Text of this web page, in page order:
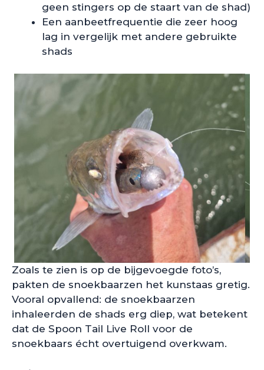
geen stingers op de staart van de shad)
Een aanbeetfrequentie die zeer hoog
lag in vergelijk met andere gebruikte
shads
Zoals te zien is op de bijgevoegde foto’s,
pakten de snoekbaarzen het kunstaas gretig.
Vooral opvallend: de snoekbaarzen
inhaleerden de shads erg diep, wat betekent
dat de Spoon Tail Live Roll voor de
snoekbaars écht overtuigend overkwam.